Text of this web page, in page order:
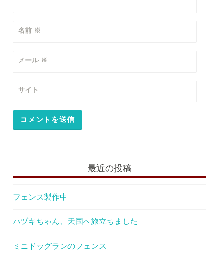
名前 ※
メール ※
サイト
最近の投稿
フェンス製作中
ハヅキちゃん、天国へ旅立ちました
ミニドッグランのフェンス